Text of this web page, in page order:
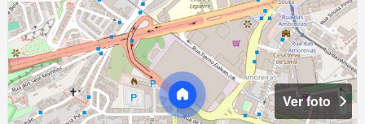
Ver foto